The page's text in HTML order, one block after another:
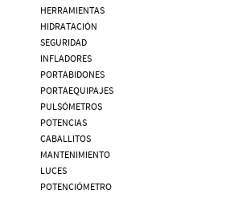
HERRAMIENTAS
HIDRATACIÓN
SEGURIDAD
INFLADORES
PORTABIDONES
PORTAEQUIPAJES
PULSÓMETROS
POTENCIAS
CABALLITOS
MANTENIMIENTO
LUCES
POTENCIÓMETRO